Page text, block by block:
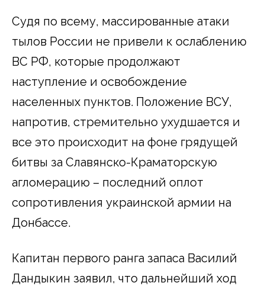
Судя по всему, массированные атаки
тылов России не привели к ослаблению
ВС РФ, которые продолжают
наступление и освобождение
населенных пунктов. Положение ВСУ,
напротив, стремительно ухудшается и
все это происходит на фоне грядущей
битвы за Славянско-Краматорскую
агломерацию – последний оплот
сопротивления украинской армии на
Донбассе.
Капитан первого ранга запаса Василий
Дандыкин заявил, что дальнейший ход